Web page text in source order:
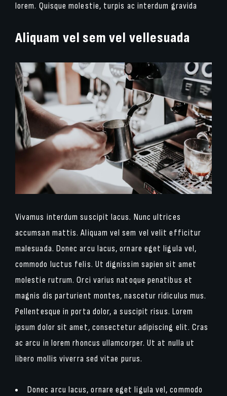
lorem. Quisque molestie, turpis ac interdum gravida
Aliquam vel sem vel vellesuada
Vivamus interdum suscipit lacus. Nunc ultrices
accumsan mattis. Aliquam vel sem vel velit efficitur
malesuada. Donec arcu lacus, ornare eget ligula vel,
commodo luctus felis. Ut dignissim sapien sit amet
molestie rutrum. Orci varius natoque penatibus et
magnis dis parturient montes, nascetur ridiculus mus.
Pellentesque in porta dolor, a suscipit risus. Lorem
ipsum dolor sit amet, consectetur adipiscing elit. Cras
ac arcu in lorem rhoncus ullamcorper. Ut at nulla ut
libero mollis viverra sed vitae purus.
Donec arcu lacus, ornare eget ligula vel, commodo